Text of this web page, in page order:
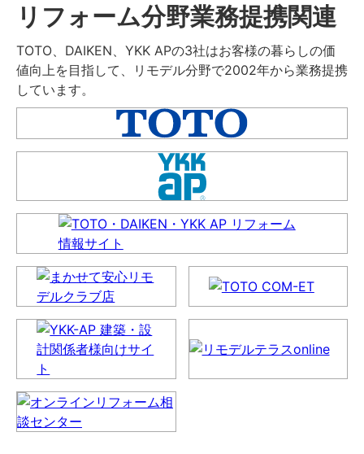
リフォーム分野業務提携関連
TOTO、DAIKEN、YKK APの3社はお客様の暮らしの価
値向上を目指して、リモデル分野で2002年から業務提携
しています。